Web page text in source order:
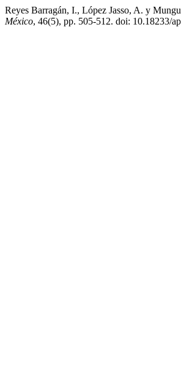
Reyes Barragán, I., López Jasso, A. y
México, 46(5), pp. 505-512. doi: 10.18233/